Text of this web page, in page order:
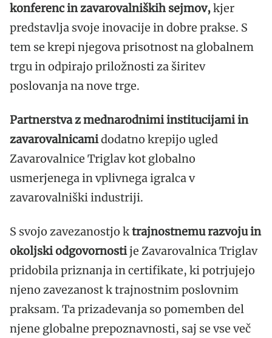
konferenc in zavarovalniških sejmov,kjer
predstavlja svoje inovacije in dobre prakse. S
tem se krepi njegova prisotnost na globalnem
trgu in odpirajo priložnosti za širitev
poslovanja na nove trge.
Partnerstva z mednarodnimi institucijami in
zavarovalnicamidodatno krepijo ugled
Zavarovalnice Triglav kot globalno
usmerjenega in vplivnega igralca v
zavarovalniški industriji.
S svojo zavezanostjo ktrajnostnemu razvoju in
okoljski odgovornostije Zavarovalnica Triglav
pridobila priznanja in certifikate, ki potrjujejo
njeno zavezanost k trajnostnim poslovnim
praksam. Ta prizadevanja so pomemben del
njene globalne prepoznavnosti, saj se vse več